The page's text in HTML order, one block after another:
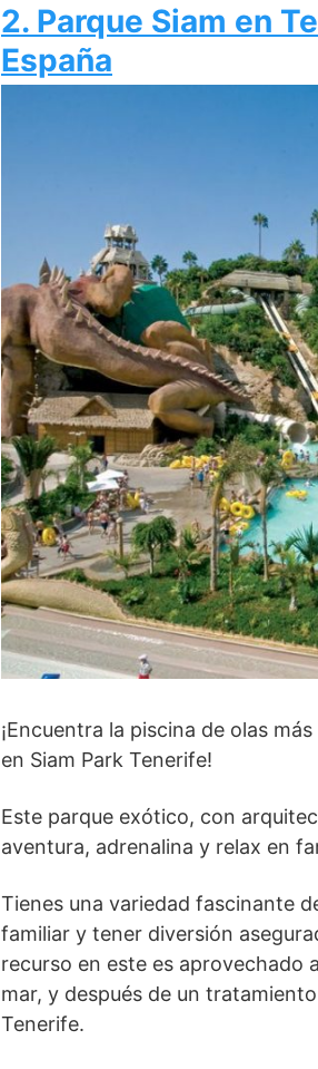
2. Parque Siam en
España
¡Encuentra la piscina de olas
en Siam Park Tenerife!
Este parque exótico, con
aventura, adrenalina y relax en
Tienes una variedad fascinante
familiar y tener diversión
recurso en este es aprovechado
mar, y después de un
Tenerife.